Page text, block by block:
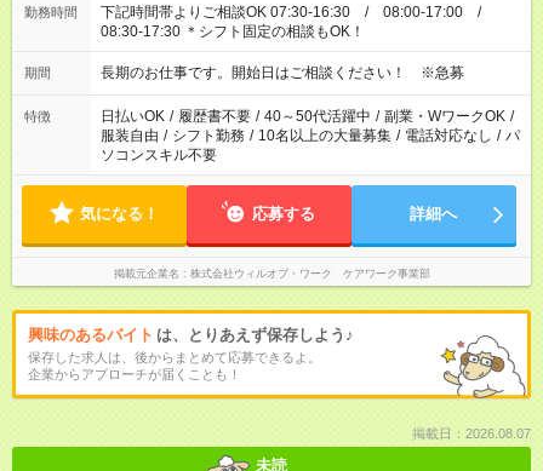
勤務時間
下記時間帯よりご相談OK 07:30-16:30 / 08:00-17:00 /
08:30-17:30 ＊シフト固定の相談もOK！
期間 長期のお仕事です。開始日はご相談ください！ ※急募
特徴 日払いOK / 履歴書不要 / 40～50代活躍中 / 副業・WワークOK /
服装自由 / シフト勤務 / 10名以上の大量募集 / 電話対応なし / パ
ソコンスキル不要
気になる！ 応募する 詳細へ
掲載元企業名 株式会社ウィルオブ・ワーク ケアワーク事業部
興味のあるバイト は、とりあえず保存しよう♪
保存した求人は、後からまとめて応募できるよ。
企業からアプローチが届くことも！
掲載日：2026.08.07
未読